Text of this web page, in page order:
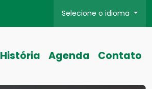
Selecione o idioma
História Agenda Contato